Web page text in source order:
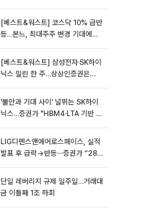
[베스트&워스트] 코스닥 10% 급반
등…본느, 최대주주 변경 기대에
[베스트&워스트] 삼성전자·SK하이
닉스 밀린 한 주…상상인증권은
'불안과 기대 사이' 널뛰는 SK하이
닉스…증권가 "HBM4·LTA 기반 펀
LIG디펜스앤에어로스페이스, 실적
발표 후 급락→반등⋯증권가 “28년
단일 레버리지 규제 일주일…거래대
금 이틀째 1조 하회